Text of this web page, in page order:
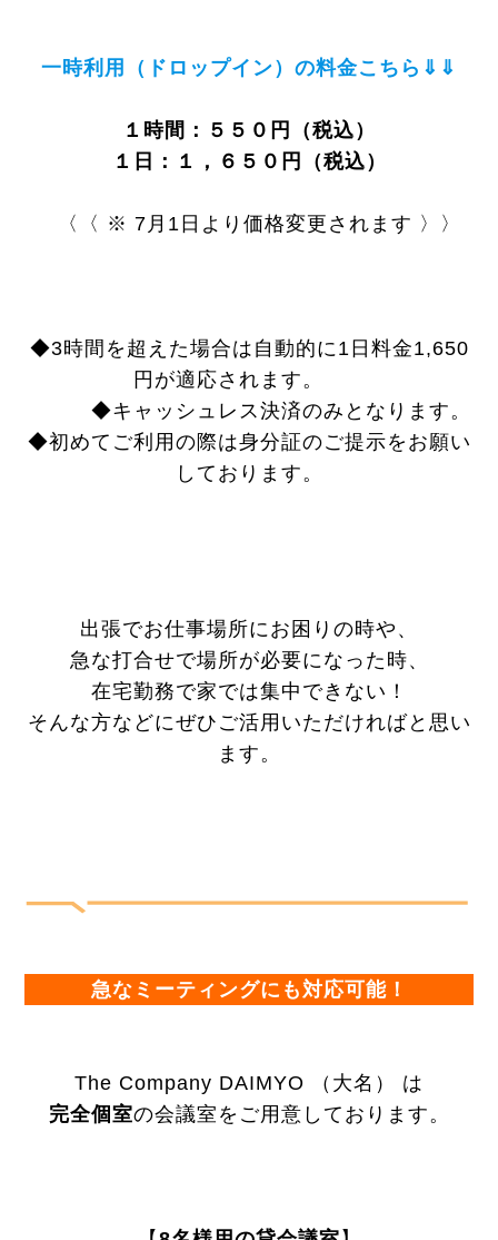
一時利用（ドロップイン）の料金こちら⇓⇓
１時間：５５０円（税込）
１日：１，６５０円（税込）
〈〈 ※ 7月1日より価格変更されます 〉〉
◆3時間を超えた場合は自動的に1日料金1,650
円が適応されます。
◆キャッシュレス決済のみとなります。
◆初めてご利用の際は身分証のご提示をお願い
しております。
出張でお仕事場所にお困りの時や、
急な打合せで場所が必要になった時、
在宅勤務で家では集中できない！
そんな方などにぜひご活用いただければと思い
ます。
急なミーティングにも対応可能！
The Company DAIMYO （大名） は
完全個室の会議室をご用意しております。